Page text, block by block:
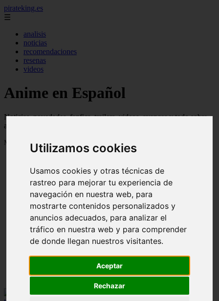
Utilizamos cookies
Usamos cookies y otras técnicas de
rastreo para mejorar tu experiencia de
navegación en nuestra web, para
mostrarte contenidos personalizados y
anuncios adecuados, para analizar el
tráfico en nuestra web y para comprender
de donde llegan nuestros visitantes.
Aceptar
Rechazar
pirateking.es
☰
analisis
noticias
recomendaciones
resenas
videos
Anime en Español
Noticias, novedades, fanfics, trailers, videos, avances y todo sobre
anime en español
Mostrando 1 - 24 de 235 artículos
Reseña Hentai - Kuroinu: Kedakaki Seijo wa Hakudaku
ni Somaru - Anime en Español